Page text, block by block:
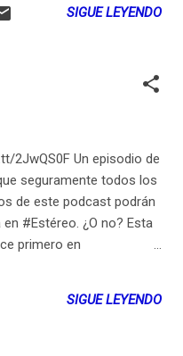
en iPhone / iPad
SIGUE LEYENDO
2JwQS0F Un episodio de
seguramente todos los
de este podcast podrán
#Estéreo. ¿O no? Esta
primero en
youtu.be/jzsg-i1cczA
SIGUE LEYENDO